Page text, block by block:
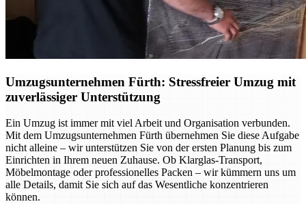
Umzugsunternehmen Fürth: Stressfreier Umzug mit
zuverlässiger Unterstützung
Ein Umzug ist immer mit viel Arbeit und Organisation verbunden.
Mit dem Umzugsunternehmen Fürth übernehmen Sie diese Aufgabe
nicht alleine – wir unterstützen Sie von der ersten Planung bis zum
Einrichten in Ihrem neuen Zuhause. Ob Klarglas-Transport,
Möbelmontage oder professionelles Packen – wir kümmern uns um
alle Details, damit Sie sich auf das Wesentliche konzentrieren
können.